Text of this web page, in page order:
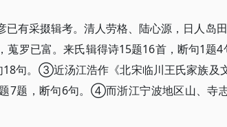
已有采掇辑考。清人劳格、陆心源，日人
蒐罗已富。来氏辑得诗15题16首，断句1题4
句。③近汤江浩作《北宋临川王氏家族及
7题，断句6句。④而浙江宁波地区山、寺